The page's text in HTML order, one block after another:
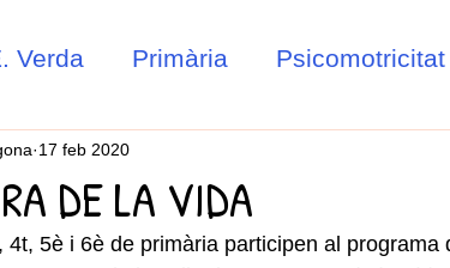
Verda Primària Psicomotricitat
DE LA VIDA
17 feb 2020
4t, 5è i 6è de primària participen al programa